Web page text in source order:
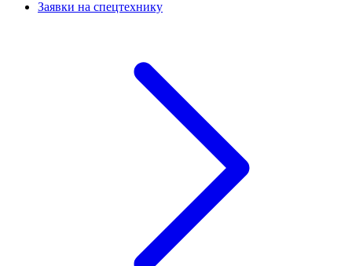
Заявки на спецтехнику